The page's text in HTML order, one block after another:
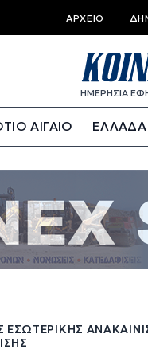
ΑΡΧΕΊΟ
ΗΜΕΡΗΣΙΑ
ΑΙΓΑΙΟ ΕΛΛΑΔΑ
ΕΣΩΤΕΡΙΚΉΣ